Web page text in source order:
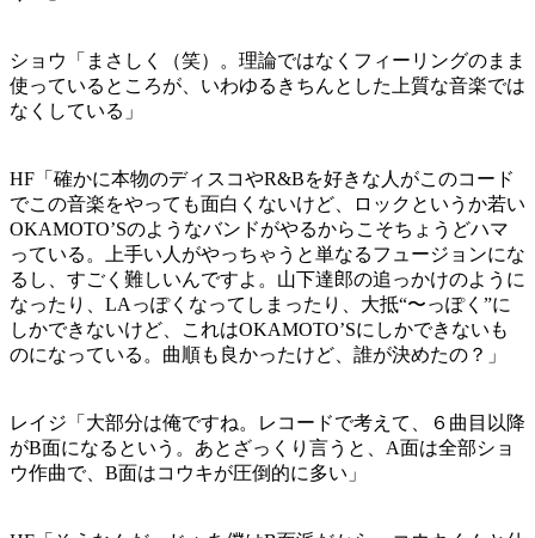
ショウ「まさしく（笑）。理論ではなくフィーリングのまま
使っているところが、いわゆるきちんとした上質な音楽では
なくしている」
HF「確かに本物のディスコやR&Bを好きな人がこのコード
でこの音楽をやっても面白くないけど、ロックというか若い
OKAMOTO’Sのようなバンドがやるからこそちょうどハマ
っている。上手い人がやっちゃうと単なるフュージョンにな
るし、すごく難しいんですよ。山下達郎の追っかけのように
なったり、LAっぽくなってしまったり、大抵“〜っぽく”に
しかできないけど、これはOKAMOTO’Sにしかできないも
のになっている。曲順も良かったけど、誰が決めたの？」
レイジ「大部分は俺ですね。レコードで考えて、６曲目以降
がB面になるという。あとざっくり言うと、A面は全部ショ
ウ作曲で、B面はコウキが圧倒的に多い」